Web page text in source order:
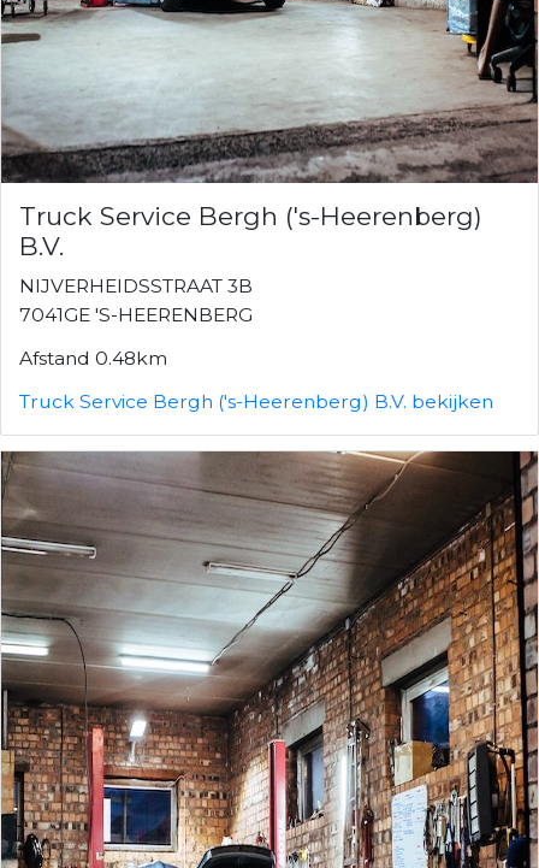
Truck Service Bergh ('s-Heerenberg)
B.V.
NIJVERHEIDSSTRAAT 3B
7041GE 'S-HEERENBERG
Afstand 0.48km
Truck Service Bergh ('s-Heerenberg) B.V. bekijken